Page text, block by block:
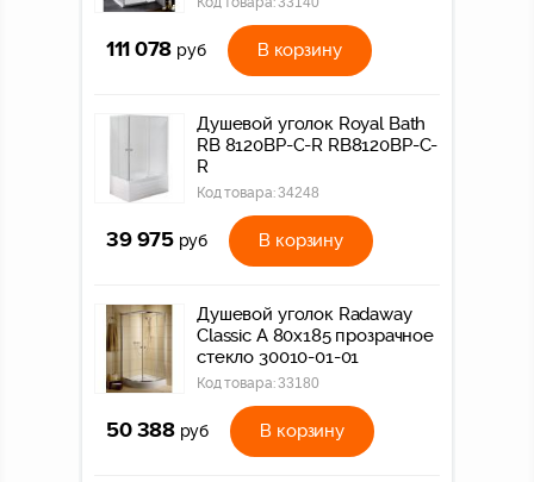
111 078 руб В корзину
Душевой уголок Royal Bath
RB 8120BP-C-R RB8120BP-C-
R
Код товара:34248
39 975 руб В корзину
Душевой уголок Radaway
Classic A 80x185 прозрачное
стекло 30010-01-01
Код товара:33180
50 388 руб В корзину